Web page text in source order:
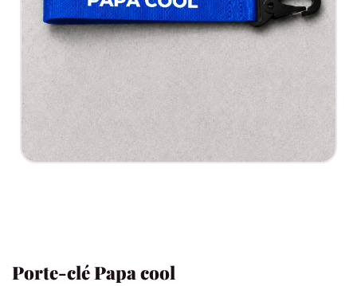
Porte-clé Papa cool